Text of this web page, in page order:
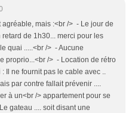
agréable, mais :<br /> - Le jour de
de 1h30... merci pour les
quai .....<br /> - Aucune
proprio...<br /> - Location de rétro
Il ne fournit pas le cable avec ..
par contre fallait prévenir ....
à un<br /> appartement pour se
gateau .... soit disant une